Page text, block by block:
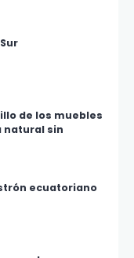
de los muebles
natural sin
ecuatoriano